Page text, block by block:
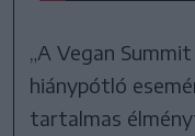
„A Vegan
hiánypótló
tartalmas